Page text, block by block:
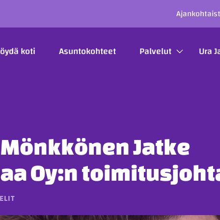
koti Asuntokohteet Palvelut Ura
Jatke
Oy:n